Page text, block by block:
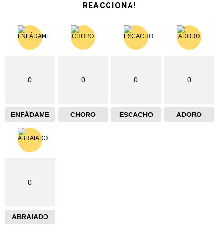
REACCIONA!
0
ENFÁDAME
0
CHORO
0
ESCACHO
0
ADORO
0
ABRAIADO